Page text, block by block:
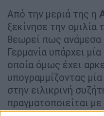
Από την μεριά της η
ξεκίνησε την ομιλία
θεωρεί πως ανάμεσα
Γερμανία υπάρχει
οποία όμως έχει
υπογραμμίζοντας
στην ειλικρινή
πραγματοποιείται